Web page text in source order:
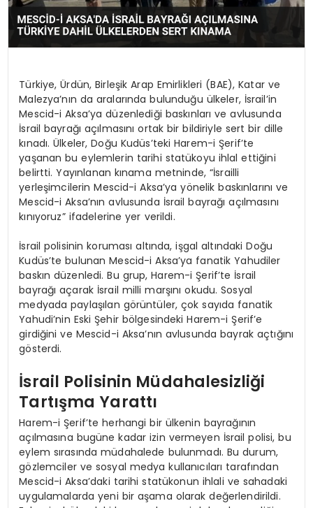
Türkiye, Ürdün, Birleşik Arap Emirlikleri (BAE), Katar ve
Malezya’nın da aralarında bulunduğu ülkeler, İsrail’in
Mescid-i Aksa’ya düzenlediği baskınları ve avlusunda
İsrail bayrağı açılmasını ortak bir bildiriyle sert bir dille
kınadı. Ülkeler, Doğu Kudüs’teki Harem-i Şerif’te
yaşanan bu eylemlerin tarihi statükoyu ihlal ettiğini
belirtti. Yayınlanan kınama metninde, “İsrailli
yerleşimcilerin Mescid-i Aksa’ya yönelik baskınlarını ve
Mescid-i Aksa’nın avlusunda İsrail bayrağı açılmasını
kınıyoruz” ifadelerine yer verildi.
İsrail polisinin koruması altında, işgal altındaki Doğu
Kudüs’te bulunan Mescid-i Aksa’ya fanatik Yahudiler
baskın düzenledi. Bu grup, Harem-i Şerif’te İsrail
bayrağı açarak İsrail milli marşını okudu. Sosyal
medyada paylaşılan görüntüler, çok sayıda fanatik
Yahudi’nin Eski Şehir bölgesindeki Harem-i Şerif’e
girdiğini ve Mescid-i Aksa’nın avlusunda bayrak açtığını
gösterdi.
İsrail Polisinin Müdahalesizliği
Tartışma Yarattı
Harem-i Şerif’te herhangi bir ülkenin bayrağının
açılmasına bugüne kadar izin vermeyen İsrail polisi, bu
eylem sırasında müdahalede bulunmadı. Bu durum,
gözlemciler ve sosyal medya kullanıcıları tarafından
Mescid-i Aksa’daki tarihi statükonun ihlali ve sahadaki
uygulamalarda yeni bir aşama olarak değerlendirildi.